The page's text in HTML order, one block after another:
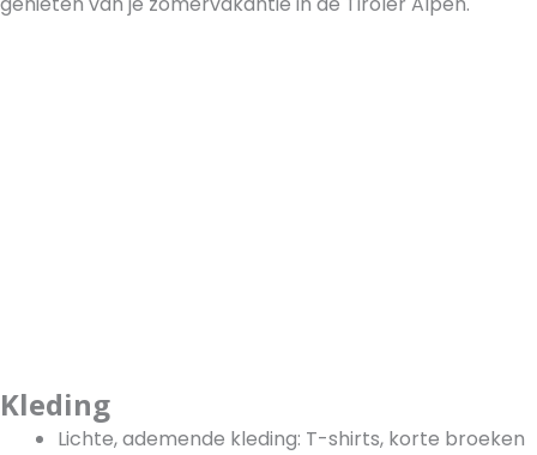
Kleding
Lichte, ademende kleding: T-shirts, korte broeken